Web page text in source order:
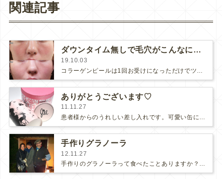
関連記事
ダウンタイム無しで毛穴がこんなに小さく！
19.10.03
ありがとうございます♡
11.11.27
患者様からのうれしい差し入れです。可愛い缶に入ったクッキーやキシリトールキャンディーなど、N様からの女子力の上がりそうな差し入…
手作りグラノーラ
12.11.27
手作りのグラノーラって食べたことありますか？私はグラノーラが家で作れる物だと言うことさえ知りませんでした！♡ブログランキング…